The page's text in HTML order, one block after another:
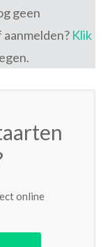
geen
Klik
online